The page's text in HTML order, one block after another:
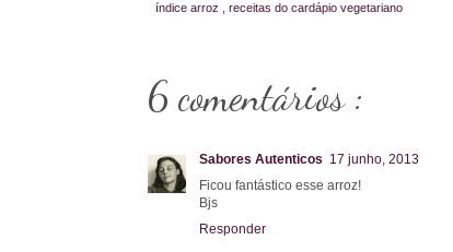
índice arroz receitas do cardápio vegetariano
6 comentários :
Sabores Autenticos 17 junho, 2013
Ficou fantástico esse arroz!
Bjs
Responder